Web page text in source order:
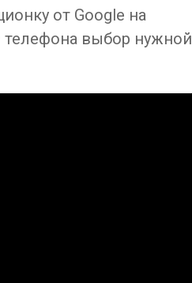
от Google на
телефона выбор нужной